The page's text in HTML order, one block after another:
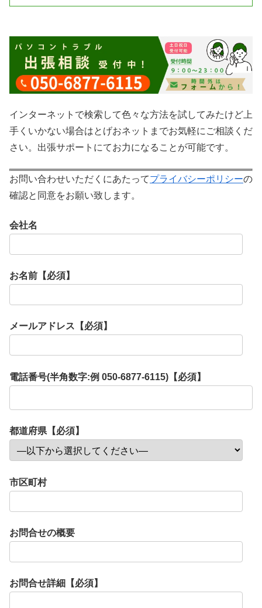
インターネットで検索して色々な方法を試してみたけど上
手くいかない場合はとげおネットまでお気軽にご相談くだ
さい。出張サポートにてお力になることが可能です。
お問い合わせいただくにあたってプライバシーポリシーの
確認と同意をお願い致します。
会社名
お名前【必須】
メールアドレス【必須】
電話番号(半角数字:例 050-6877-6115)【必須】
都道府県【必須】
市区町村
お問合せの概要
お問合せ詳細【必須】